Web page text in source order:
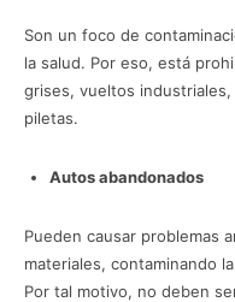
Son un foco de
la salud. Por eso, está
grises, vueltos
piletas.
Autos abandonados
Pueden causar problemas
materiales, contaminando
Por tal motivo, no deben